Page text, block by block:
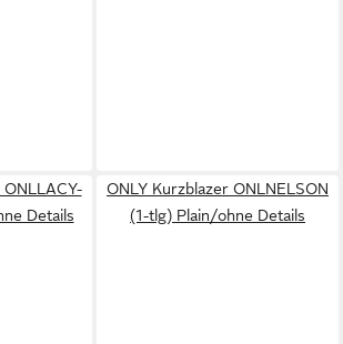
Details
ONLY Kurzblazer ONLNELSON
(1-tlg) Plain/ohne Details